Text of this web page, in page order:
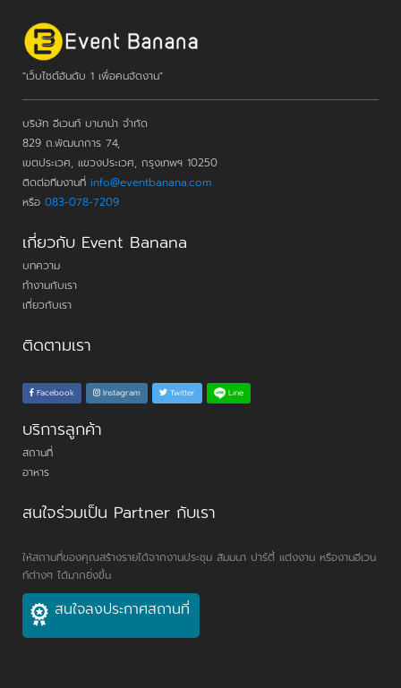
"เว็บไซต์อันดับ 1 เพื่อคนจัดงาน"
บริษัท อีเวนท์ บานาน่า จำกัด
829 ถ.พัฒนาการ 74,
เขตประเวศ, แขวงประเวศ, กรุงเทพฯ 10250
ติดต่อทีมงานที่ info@eventbanana.com
หรือ 083-078-7209
เกี่ยวกับ Event Banana
บทความ
ทำงานกับเรา
เกี่ยวกับเรา
ติดตามเรา
Facebook Instagram Twitter Line
บริการลูกค้า
สถานที่
อาหาร
สนใจร่วมเป็น Partner กับเรา
ให้สถานที่ของคุณสร้างรายได้จากงานประชุม สัมมนา ปาร์ตี้ แต่งงาน หรืองานอีเวน
ท์ต่างๆ ได้มากยิ่งขึ้น
สนใจลงประกาศสถานที่